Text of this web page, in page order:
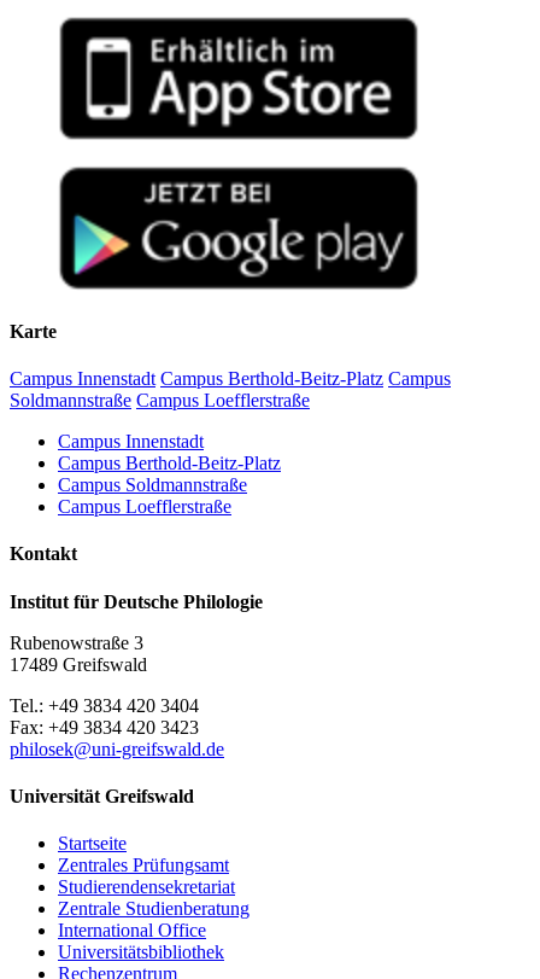
Karte
Campus Innenstadt Campus Berthold-Beitz-Platz Campus
Soldmannstraße Campus Loefflerstraße
Campus Innenstadt
Campus Berthold-Beitz-Platz
Campus Soldmannstraße
Campus Loefflerstraße
Kontakt
Institut für Deutsche Philologie
Rubenowstraße 3
17489 Greifswald
Tel.: +49 3834 420 3404
Fax: +49 3834 420 3423
philosek@uni-greifswald.de
Universität Greifswald
Startseite
Zentrales Prüfungsamt
Studierendensekretariat
Zentrale Studienberatung
International Office
Universitätsbibliothek
Rechenzentrum